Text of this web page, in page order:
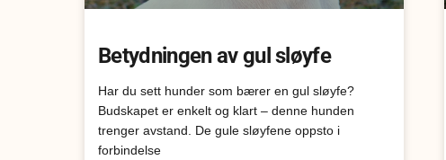
Betydningen av gul sløyfe
Har du sett hunder som bærer en gul sløyfe?
Budskapet er enkelt og klart – denne hunden
trenger avstand. De gule sløyfene oppsto i
forbindelse